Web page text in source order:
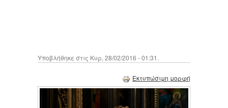
Υποβλήθηκε στις Κυρ, 28/02/2016 - 01:31.
Εκτυπώσιμη μορφή